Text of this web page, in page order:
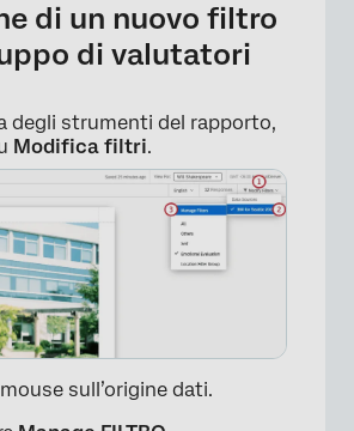
×
di un nuovo filtro
di valutatori
degli strumenti del rapporto,
Modifica filtri.
sull’origine dati.